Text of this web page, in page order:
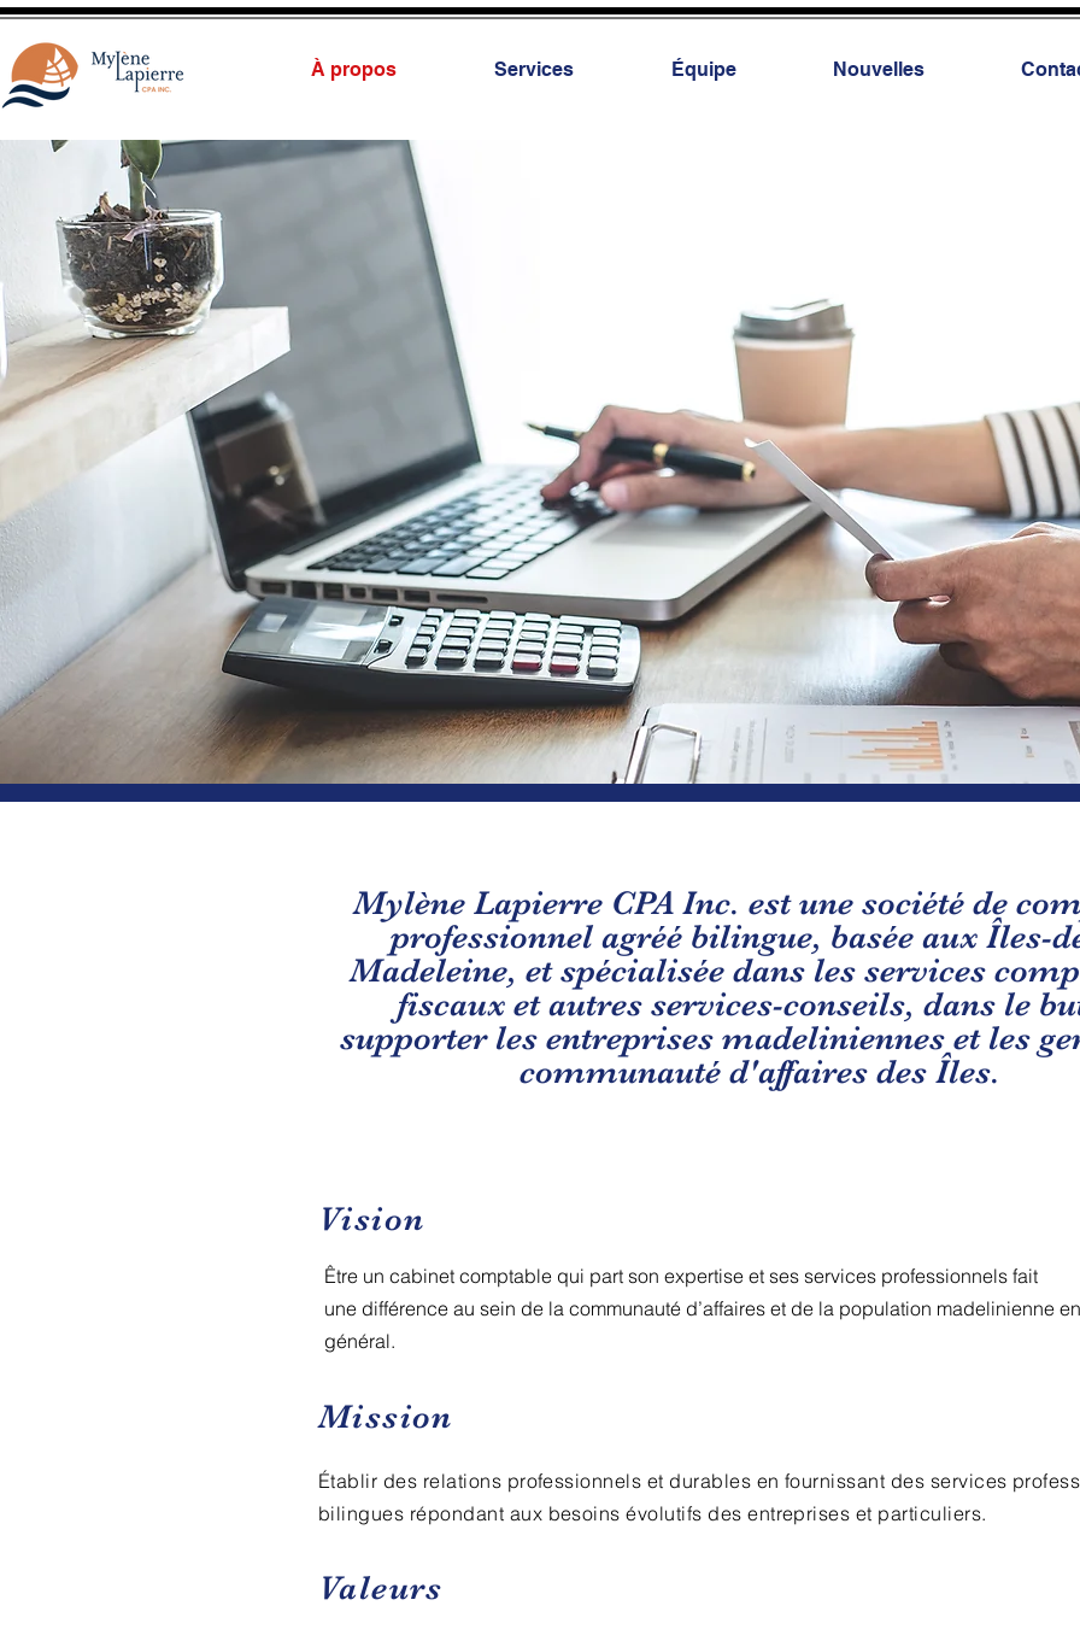
À propos Services Équipe Nouvelles
Mylène Lapierre CPA Inc. est une société de
professionnel agréé bilingue, basée aux Îles-
Madeleine, et spécialisée dans les services
fiscaux et autres services-conseils, dans le
supporter les entreprises madeliniennes et les
communauté d'affaires des Îles.
Vision
Être un cabinet comptable qui part son expertise et ses services professionnels fait
une différence au sein de la communauté d’affaires et de la population madelinienne en
général.
Mission
Établir des relations professionnels et durables en fournissant des services
bilingues répondant aux besoins évolutifs des entreprises et particuliers.
Valeurs